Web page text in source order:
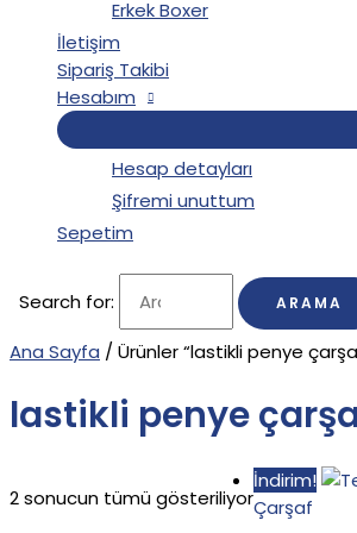
Erkek Boxer
İletişim
Sipariş Takibi
Hesabım
Hesap detayları
Şifremi unuttum
Sepetim
Search for:
Ana Sayfa / Ürünler “lastikli penye
lastikli penye
2 sonucun tümü gösteriliyor
İndirim!
Çarşaf